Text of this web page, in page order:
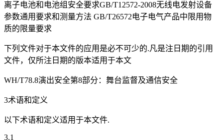
离子电池和电池组安全要求GB/T12572-2008无线电发射设备
参数通用要求和测量方法 GB/T26572电子电气产品中限用物
质的限量要求
下列文件对于本文件的应用是必不可少的.凡是注日期的引用
文件，仅所注日期的版本适用于本文
WH/T78.8演出安全第8部分：舞台监督及通信安全
3术语和定义
以下术语和定义适用于本文件.
3.1